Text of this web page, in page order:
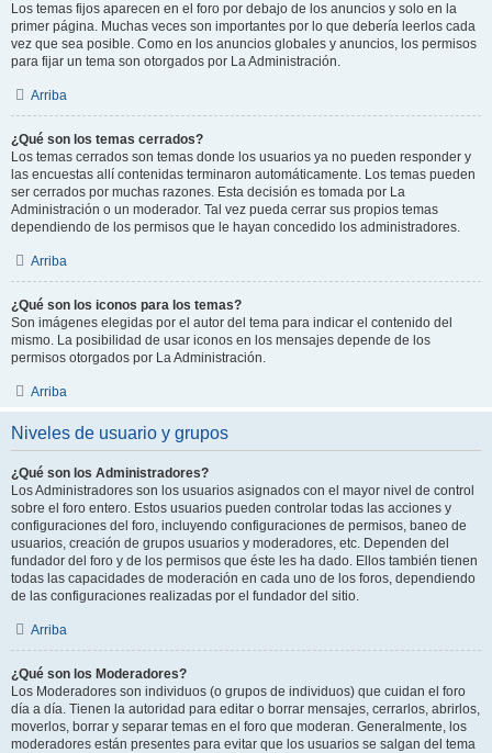
Los temas fijos aparecen en el foro por debajo de los anuncios y solo en la
primer página. Muchas veces son importantes por lo que debería leerlos cada
vez que sea posible. Como en los anuncios globales y anuncios, los permisos
para fijar un tema son otorgados por La Administración.
Arriba
¿Qué son los temas cerrados?
Los temas cerrados son temas donde los usuarios ya no pueden responder y
las encuestas allí contenidas terminaron automáticamente. Los temas pueden
ser cerrados por muchas razones. Esta decisión es tomada por La
Administración o un moderador. Tal vez pueda cerrar sus propios temas
dependiendo de los permisos que le hayan concedido los administradores.
Arriba
¿Qué son los iconos para los temas?
Son imágenes elegidas por el autor del tema para indicar el contenido del
mismo. La posibilidad de usar iconos en los mensajes depende de los
permisos otorgados por La Administración.
Arriba
Niveles de usuario y grupos
¿Qué son los Administradores?
Los Administradores son los usuarios asignados con el mayor nivel de control
sobre el foro entero. Estos usuarios pueden controlar todas las acciones y
configuraciones del foro, incluyendo configuraciones de permisos, baneo de
usuarios, creación de grupos usuarios y moderadores, etc. Dependen del
fundador del foro y de los permisos que éste les ha dado. Ellos también tienen
todas las capacidades de moderación en cada uno de los foros, dependiendo
de las configuraciones realizadas por el fundador del sitio.
Arriba
¿Qué son los Moderadores?
Los Moderadores son individuos (o grupos de individuos) que cuidan el foro
día a día. Tienen la autoridad para editar o borrar mensajes, cerrarlos, abrirlos,
moverlos, borrar y separar temas en el foro que moderan. Generalmente, los
moderadores están presentes para evitar que los usuarios se salgan del tema